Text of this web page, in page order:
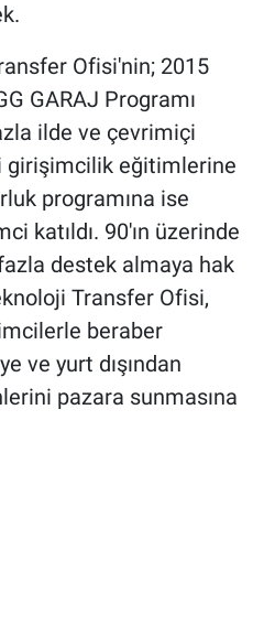
Ofisi'nin; 2015
GARAJ Programı
ilde ve çevrimiçi
girişimcilik eğitimlerine
programına ise
katıldı. 90'ın üzerinde
destek almaya hak
Transfer Ofisi,
beraber
ve yurt dışından
pazara sunmasına